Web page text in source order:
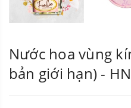
Nước hoa vùng
bản giới hạn) -